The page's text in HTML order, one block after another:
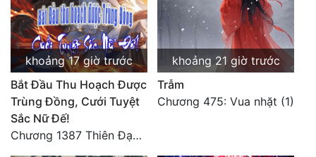
khoảng 17 giờ trước
Bắt Đầu Thu Hoạch Được
Trùng Đồng, Cưới Tuyệt
Sắc Nữ Đế!
Chương 1387 Thiên Đạo đắc ý
khoảng 21 giờ trước
Trẫm
Chương 475: Vua nhặt (1)